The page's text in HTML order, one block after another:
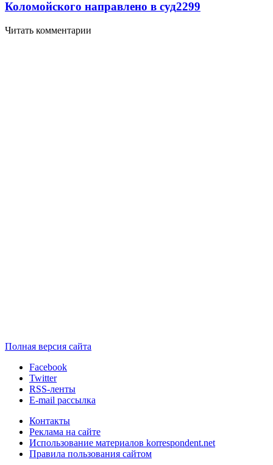
Коломойского направлено в суд2299
Читать комментарии
Полная версия сайта
Facebook
Twitter
RSS-ленты
E-mail рассылка
Контакты
Реклама на сайте
Использование материалов korrespondent.net
Правила пользования сайтом